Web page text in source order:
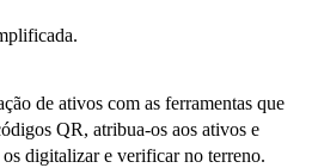
de ativos com as ferramentas que
QR, atribua-os aos ativos e
digitalizar e verificar no terreno.